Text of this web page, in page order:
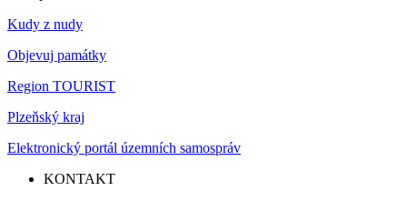
Kudy z nudy
Objevuj památky
Region TOURIST
Plzeňský kraj
Elektronický portál územních samospráv
KONTAKT